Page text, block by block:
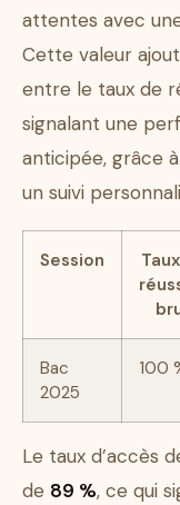
attentes avec
Cette valeur
entre le taux de
signalant une
anticipée, grâce
un suivi
Session
Bac
2025
100
Le taux d’accès
de 89 %, ce qui